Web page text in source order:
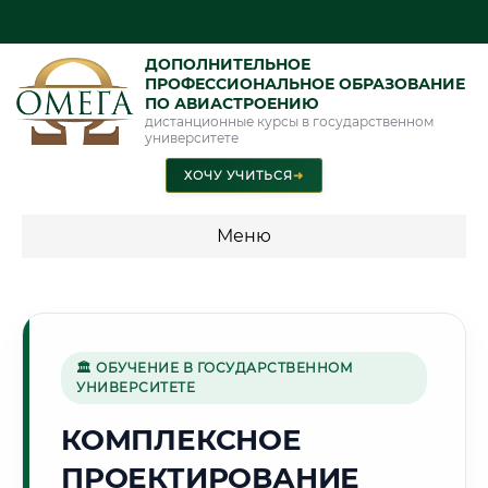
ДОПОЛНИТЕЛЬНОЕ
ПРОФЕССИОНАЛЬНОЕ ОБРАЗОВАНИЕ
ПО АВИАСТРОЕНИЮ
дистанционные курсы в государственном
университете
ХОЧУ УЧИТЬСЯ➜
Меню
🌲
Г. ЙОШКАР-ОЛА
🏛 ОБУЧЕНИЕ В ГОСУДАРСТВЕННОМ
УНИВЕРСИТЕТЕ
КОМПЛЕКСНОЕ
ПРОЕКТИРОВАНИЕ